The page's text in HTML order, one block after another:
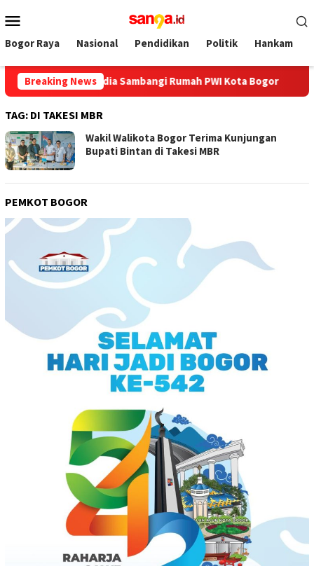
ke
kontenMobile
Bogor Raya Nasional Pendidikan Politik Hankam
Breaking News
Ayo Media Sambangi Rumah PWI Kota Bogor Hadiri
TAG: DI TAKESI MBR
Wakil Walikota Bogor Terima Kunjungan
Bupati Bintan di Takesi MBR
PEMKOT BOGOR